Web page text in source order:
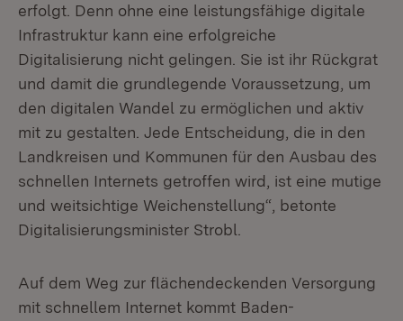
erfolgt. Denn ohne eine leistungsfähige digitale
Infrastruktur kann eine erfolgreiche
Digitalisierung nicht gelingen. Sie ist ihr Rückgrat
und damit die grundlegende Voraussetzung, um
den digitalen Wandel zu ermöglichen und aktiv
mit zu gestalten. Jede Entscheidung, die in den
Landkreisen und Kommunen für den Ausbau des
schnellen Internets getroffen wird, ist eine mutige
und weitsichtige Weichenstellung“, betonte
Digitalisierungsminister Strobl.
Auf dem Weg zur flächendeckenden Versorgung
mit schnellem Internet kommt Baden-